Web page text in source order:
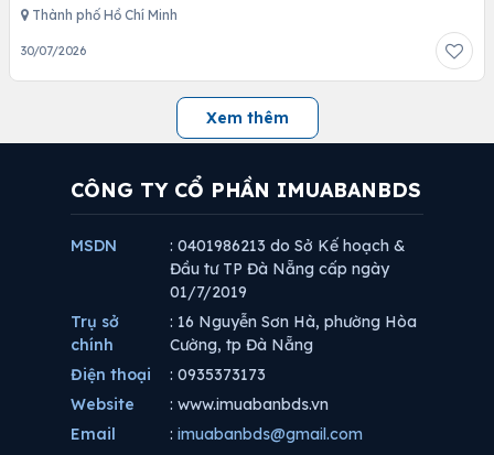
Thành phố Hồ Chí Minh
30/07/2026
Xem thêm
CÔNG TY CỔ PHẦN IMUABANBDS
MSDN
: 0401986213 do Sở Kế hoạch &
Đầu tư TP Đà Nẵng cấp ngày
01/7/2019
Trụ sở
chính
: 16 Nguyễn Sơn Hà, phường Hòa
Cường, tp Đà Nẵng
Điện thoại
: 0935373173
Website
: www.imuabanbds.vn
Email
: imuabanbds@gmail.com